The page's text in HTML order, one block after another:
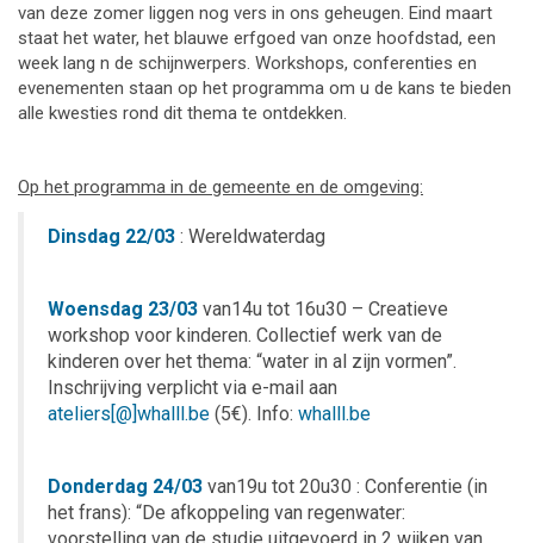
van deze zomer liggen nog vers in ons geheugen. Eind maart
staat het water, het blauwe erfgoed van onze hoofdstad, een
week lang n de schijnwerpers. Workshops, conferenties en
evenementen staan op het programma om u de kans te bieden
alle kwesties rond dit thema te ontdekken.
Op het programma in de gemeente en de omgeving:
Dinsdag 22/03 : Wereldwaterdag
Woensdag 23/03 van14u tot 16u30 – Creatieve
workshop voor kinderen. Collectief werk van de
kinderen over het thema: “water in al zijn vormen”.
Inschrijving verplicht via e-mail aan
ateliers[@]whalll.be (5€). Info: whalll.be
Donderdag 24/03 van19u tot 20u30 : Conferentie (in
het frans): “De afkoppeling van regenwater: